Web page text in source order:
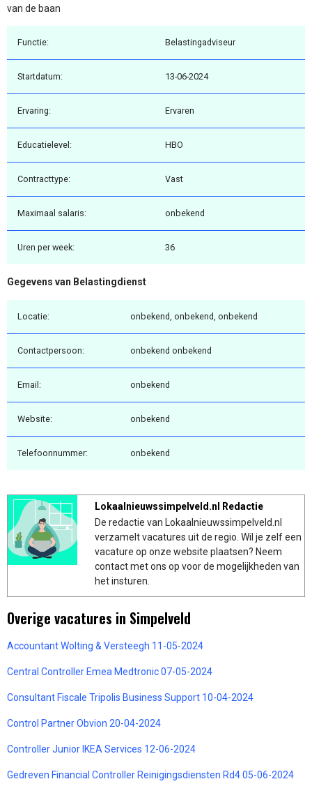
van de baan
Functie: Belastingadviseur
Startdatum: 13-06-2024
Ervaring: Ervaren
Educatielevel: HBO
Contracttype: Vast
Maximaal salaris: onbekend
Uren per week: 36
Gegevens van Belastingdienst
Locatie: onbekend, onbekend, onbekend
Contactpersoon: onbekend onbekend
Email: onbekend
Website: onbekend
Telefoonnummer: onbekend
Lokaalnieuwssimpelveld.nl Redactie
De redactie van Lokaalnieuwssimpelveld.nl
verzamelt vacatures uit de regio. Wil je zelf een
vacature op onze website plaatsen? Neem
contact met ons op voor de mogelijkheden van
het insturen.
Overige vacatures in Simpelveld
Accountant Wolting & Versteegh 11-05-2024
Central Controller Emea Medtronic 07-05-2024
Consultant Fiscale Tripolis Business Support 10-04-2024
Control Partner Obvion 20-04-2024
Controller Junior IKEA Services 12-06-2024
Gedreven Financial Controller Reinigingsdiensten Rd4 05-06-2024